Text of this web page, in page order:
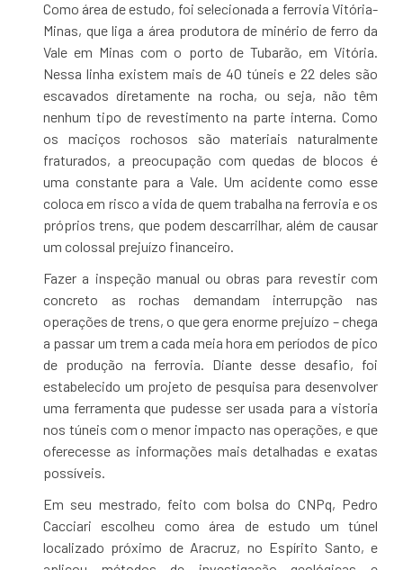
Como área de estudo, foi selecionada a ferrovia Vitória-
Minas, que liga a área produtora de minério de ferro da
Vale em Minas com o porto de Tubarão, em Vitória.
Nessa linha existem mais de 40 túneis e 22 deles são
escavados diretamente na rocha, ou seja, não têm
nenhum tipo de revestimento na parte interna. Como
os maciços rochosos são materiais naturalmente
fraturados, a preocupação com quedas de blocos é
uma constante para a Vale. Um acidente como esse
coloca em risco a vida de quem trabalha na ferrovia e os
próprios trens, que podem descarrilhar, além de causar
um colossal prejuízo financeiro.
Fazer a inspeção manual ou obras para revestir com
concreto as rochas demandam interrupção nas
operações de trens, o que gera enorme prejuízo – chega
a passar um trem a cada meia hora em períodos de pico
de produção na ferrovia. Diante desse desafio, foi
estabelecido um projeto de pesquisa para desenvolver
uma ferramenta que pudesse ser usada para a vistoria
nos túneis com o menor impacto nas operações, e que
oferecesse as informações mais detalhadas e exatas
possíveis.
Em seu mestrado, feito com bolsa do CNPq, Pedro
Cacciari escolheu como área de estudo um túnel
localizado próximo de Aracruz, no Espírito Santo, e